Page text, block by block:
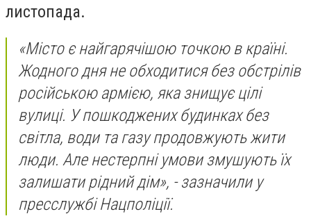
листопада.
«Місто є найгарячішою точкою в країні.
Жодного дня не обходитися без обстрілів
російською армією, яка знищує цілі
вулиці. У пошкоджених будинках без
світла, води та газу продовжують жити
люди. Але нестерпні умови змушують їх
залишати рідний дім», - зазначили у
пресслужбі Нацполіції.